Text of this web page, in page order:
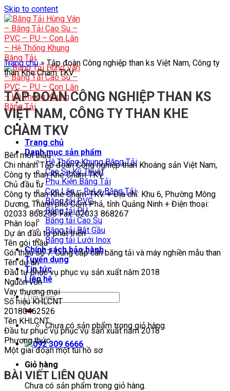
Skip to content
Trang chủ
Danh mục sản phẩm
Hệ Thống Khung Băng Tải
Cao Su Kỹ Thuật
Phụ Kiện Băng Tải
Con Lăn – RuLo Băng Tải
Băng tải PVC
Băng tải PU
Băng tải Cao Su
Băng tải Bắt Gầu
Băng tải Lưới Inox
Chính sách bảo hành
Tuyển dụng
Tin tức
Liên hệ
Chưa có sản phẩm trong giỏ hàng.
092 309 6666
Giỏ hàng
Chưa có sản phẩm trong giỏ hàng.
Trang chủ» Tập đoàn Công nghiệp than ks Việt Nam, Công ty
than Khe Chàm TKV
TẬP ĐOÀN CÔNG NGHIỆP THAN KS
VIỆT NAM, CÔNG TY THAN KHE
CHÀM TKV
Bên mời thầu
Chi nhánh Tập đoàn Công nghiệp than Khoáng sản Việt Nam,
Công ty than Khe Chàm TKV
Chủ đầu tư
Công ty than Khe Chàm-TKV. + Địa chỉ: Khu 6, Phường Mông
Dương, Thành phố Cẩm Phả, tỉnh Quảng Ninh + Điện thoại:
02033 868258 Fax: 02033 868267
Phân loại
Dự án đầu tư phát triển
Tên gói thầu
Gói thầu số 7: Cung cấp cân băng tải và máy nghiền mẫu than
Tên dự án
Đầu tư phục vụ phục vụ sản xuất năm 2018
Nguồn vốn
Vay thương mại
Số hiệu KHLCNT
20180462526
Tên KHLCNT
Đầu tư phục vụ phục vụ sản xuất năm 2018
Phương thức
Một giai đoạn một túi hồ sơ
BÀI VIẾT LIÊN QUAN